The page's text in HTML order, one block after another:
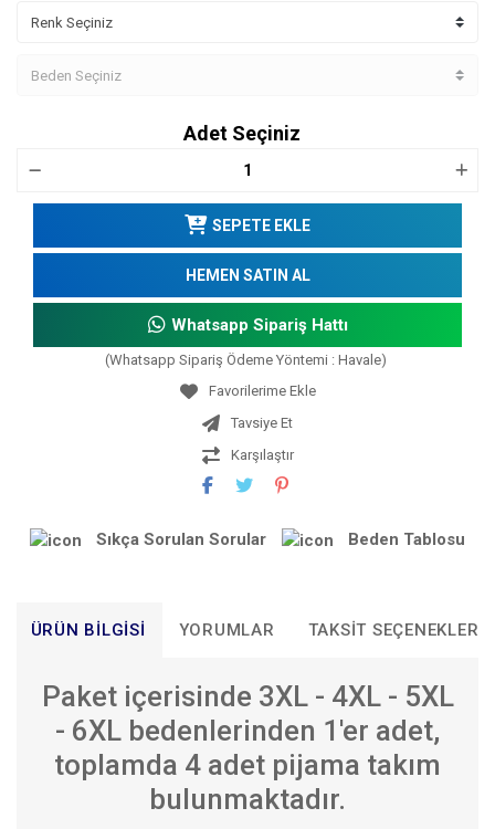
Adet Seçiniz
SEPETE EKLE
HEMEN SATIN AL
Whatsapp Sipariş Hattı
(Whatsapp Sipariş Ödeme Yöntemi : Havale)
Tavsiye Et
Karşılaştır
Sıkça Sorulan Sorular Beden Tablosu
ÜRÜN BILGISI YORUMLAR TAKSIT SEÇENEKLERI
Paket içerisinde 3XL - 4XL - 5XL
- 6XL bedenlerinden 1'er adet,
toplamda 4 adet pijama takım
bulunmaktadır.